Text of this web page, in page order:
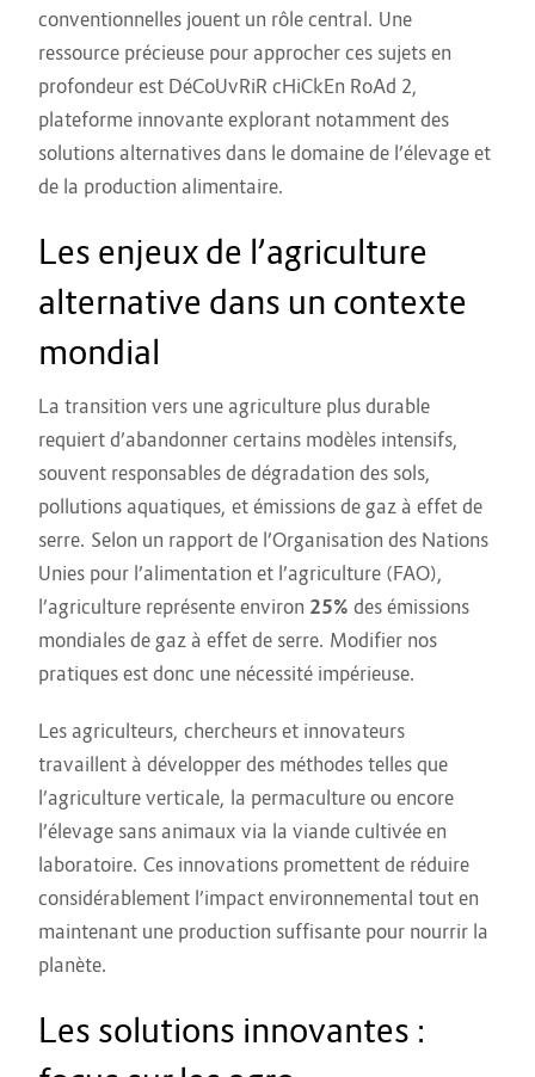
conventionnelles jouent un rôle central. Une
ressource précieuse pour approcher ces sujets en
profondeur est DéCoUvRiR cHiCkEn RoAd 2,
plateforme innovante explorant notamment des
solutions alternatives dans le domaine de l’élevage et
de la production alimentaire.
Les enjeux de l’agriculture
alternative dans un contexte
mondial
La transition vers une agriculture plus durable
requiert d’abandonner certains modèles intensifs,
souvent responsables de dégradation des sols,
pollutions aquatiques, et émissions de gaz à effet de
serre. Selon un rapport de l’Organisation des Nations
Unies pour l’alimentation et l’agriculture (FAO),
l’agriculture représente environ 25% des émissions
mondiales de gaz à effet de serre. Modifier nos
pratiques est donc une nécessité impérieuse.
Les agriculteurs, chercheurs et innovateurs
travaillent à développer des méthodes telles que
l’agriculture verticale, la permaculture ou encore
l’élevage sans animaux via la viande cultivée en
laboratoire. Ces innovations promettent de réduire
considérablement l’impact environnemental tout en
maintenant une production suffisante pour nourrir la
planète.
Les solutions innovantes :